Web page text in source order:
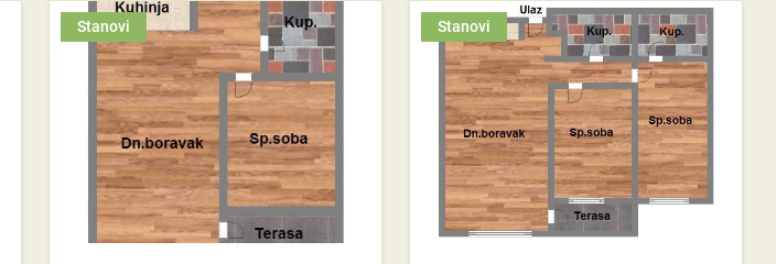
Stanovi Stanovi